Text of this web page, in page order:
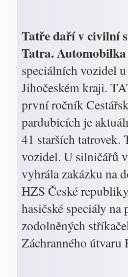
Tatře daří v civilní
Tatra.
speciálních vozidel
Jihočeském kraji.
první ročník
pardubicích je
41 starších
vozidel. U silničářů
vyhrála zakázku na
HZS České
hasičské speciály
zodolněných
Záchranného útvaru